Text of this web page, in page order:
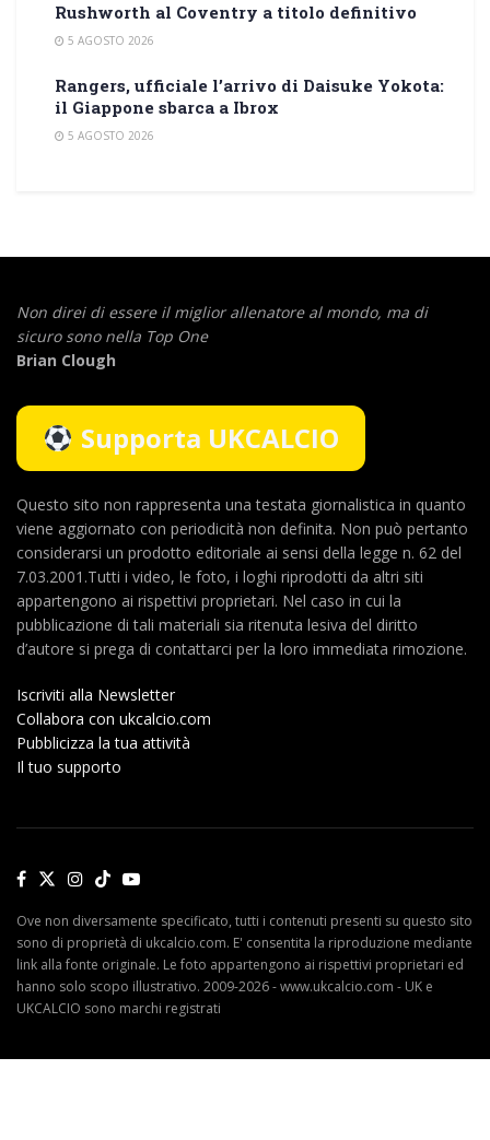
Rushworth al Coventry a titolo definitivo
5 AGOSTO 2026
Rangers, ufficiale l’arrivo di Daisuke Yokota:
il Giappone sbarca a Ibrox
5 AGOSTO 2026
Non direi di essere il miglior allenatore al mondo, ma di
sicuro sono nella Top One
Brian Clough
Supporta UKCALCIO
Questo sito non rappresenta una testata giornalistica in quanto
viene aggiornato con periodicità non definita. Non può pertanto
considerarsi un prodotto editoriale ai sensi della legge n. 62 del
7.03.2001.Tutti i video, le foto, i loghi riprodotti da altri siti
appartengono ai rispettivi proprietari. Nel caso in cui la
pubblicazione di tali materiali sia ritenuta lesiva del diritto
d’autore si prega di contattarci per la loro immediata rimozione.
Iscriviti alla Newsletter
Collabora con ukcalcio.com
Pubblicizza la tua attività
Il tuo supporto
Ove non diversamente specificato, tutti i contenuti presenti su questo sito
sono di proprietà di ukcalcio.com. E' consentita la riproduzione mediante
link alla fonte originale. Le foto appartengono ai rispettivi proprietari ed
hanno solo scopo illustrativo. 2009-2026 - www.ukcalcio.com - UK e
UKCALCIO sono marchi registrati